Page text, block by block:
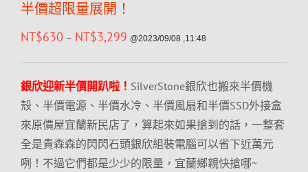
半價超限量展開！
NT$630 – NT$3,299 @2023/09/08 ,11:48
銀欣迎新半價開趴啦！ SilverStone銀欣也搬來半價機
殼、半價電源、半價水冷、半價風扇和半價SSD外接盒
來原價屋宜蘭新民店了，算起來如果搶到的話，一整套
全是貴森森的閃閃石頭銀欣組裝電腦可以省下近萬元
咧！不過它們都是少少的限量，宜蘭鄉親快搶哪~